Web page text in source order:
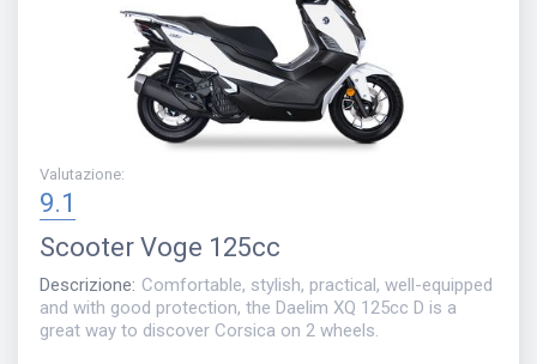
Valutazione:
9.1
Scooter Voge 125сс
Descrizione: Comfortable, stylish, practical, well-equipped
and with good protection, the Daelim XQ 125cc D is a
great way to discover Corsica on 2 wheels.